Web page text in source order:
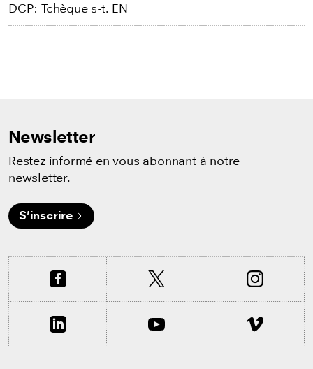
DCP: Tchèque s-t. EN
Newsletter
Restez informé en vous abonnant à notre
newsletter.
S'inscrire